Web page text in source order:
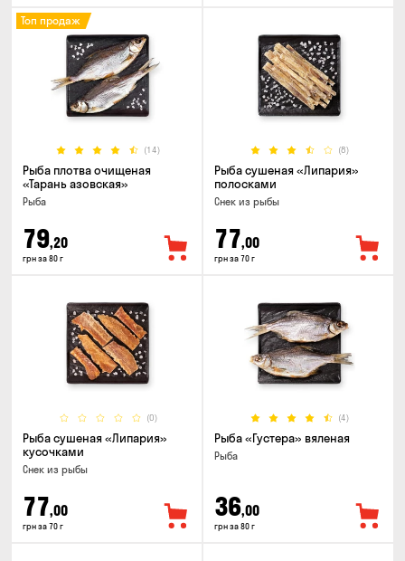
(14)
Топ продаж
Рыба плотва очищеная
«Тарань азовская»
Рыба
79,20
грн за 80 г
(8)
Рыба сушеная «Липария»
полосками
Снек из рыбы
77,00
грн за 70 г
(0)
Рыба сушеная «Липария»
кусочками
Снек из рыбы
77,00
грн за 70 г
(4)
Рыба «Густера» вяленая
Рыба
36,00
грн за 80 г